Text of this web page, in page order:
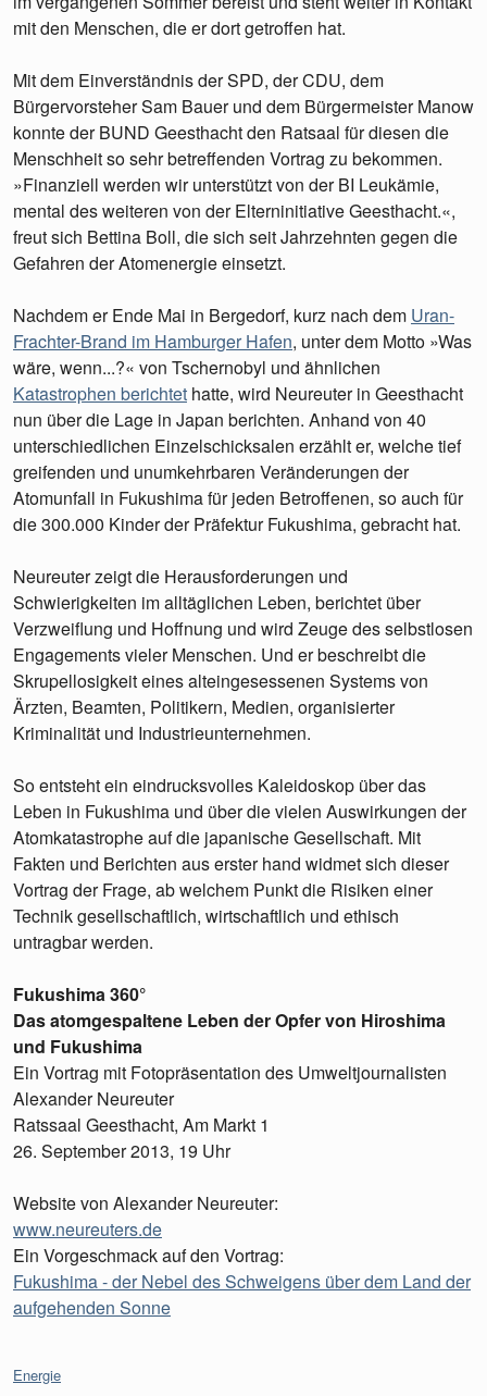
mit den Menschen, die er dort getroffen hat.
Mit dem Einverständnis der SPD, der CDU, dem
Bürgervorsteher Sam Bauer und dem Bürgermeister Manow
konnte der BUND Geesthacht den Ratsaal für diesen die
Menschheit so sehr betreffenden Vortrag zu bekommen.
»Finanziell werden wir unterstützt von der BI Leukämie,
mental des weiteren von der Elterninitiative Geesthacht.«,
freut sich Bettina Boll, die sich seit Jahrzehnten gegen die
Gefahren der Atomenergie einsetzt.
Nachdem er Ende Mai in Bergedorf, kurz nach dem Uran-
Frachter-Brand im Hamburger Hafen, unter dem Motto »Was
wäre, wenn...?« von Tschernobyl und ähnlichen
Katastrophen berichtet hatte, wird Neureuter in Geesthacht
nun über die Lage in Japan berichten. Anhand von 40
unterschiedlichen Einzelschicksalen erzählt er, welche tief
greifenden und unumkehrbaren Veränderungen der
Atomunfall in Fukushima für jeden Betroffenen, so auch für
die 300.000 Kinder der Präfektur Fukushima, gebracht hat.
Neureuter zeigt die Herausforderungen und
Schwierigkeiten im alltäglichen Leben, berichtet über
Verzweiflung und Hoffnung und wird Zeuge des selbstlosen
Engagements vieler Menschen. Und er beschreibt die
Skrupellosigkeit eines alteingesessenen Systems von
Ärzten, Beamten, Politikern, Medien, organisierter
Kriminalität und Industrieunternehmen.
So entsteht ein eindrucksvolles Kaleidoskop über das
Leben in Fukushima und über die vielen Auswirkungen der
Atomkatastrophe auf die japanische Gesellschaft. Mit
Fakten und Berichten aus erster hand widmet sich dieser
Vortrag der Frage, ab welchem Punkt die Risiken einer
Technik gesellschaftlich, wirtschaftlich und ethisch
untragbar werden.
Fukushima 360°
Das atomgespaltene Leben der Opfer von Hiroshima
und Fukushima
Ein Vortrag mit Fotopräsentation des Umweltjournalisten
Alexander Neureuter
Ratssaal Geesthacht, Am Markt 1
26. September 2013, 19 Uhr
Website von Alexander Neureuter:
www.neureuters.de
Ein Vorgeschmack auf den Vortrag:
Fukushima - der Nebel des Schweigens über dem Land der
aufgehenden Sonne
Kategorien:
Energie